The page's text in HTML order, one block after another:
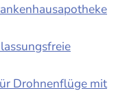
Drohnenflüge mit